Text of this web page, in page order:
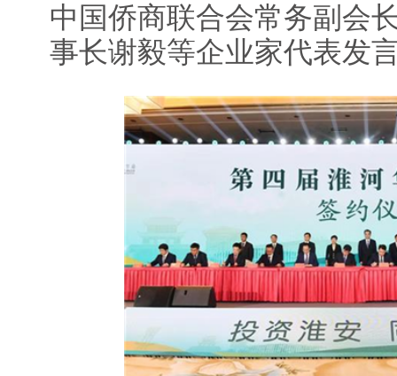
中国侨商联合会常务副会
事长谢毅等企业家代表发